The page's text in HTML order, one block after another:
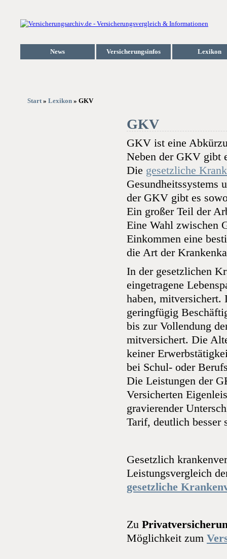
News Versicherungsinfos Lexikon
Start» Lexikon » GKV
GKV
GKV ist eine
Neben der GKV gibt
Die gesetzliche
Gesundheitssystems
der GKV gibt es
Ein großer Teil der
Eine Wahl zwischen
Einkommen eine
die Art der
In der gesetzlichen
eingetragene
haben, mitversichert.
geringfügig
bis zur Vollendung
mitversichert. Die
keiner
bei Schul- oder
Die Leistungen der
Versicherten
gravierender
Tarif, deutlich besser
Gesetzlich
Leistungsvergleich
gesetzliche
Zu
Möglichkeit zum